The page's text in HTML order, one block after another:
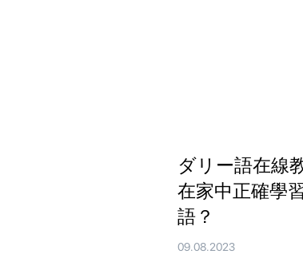
ダリー語在線
在家中正確學
語？
09.08.2023